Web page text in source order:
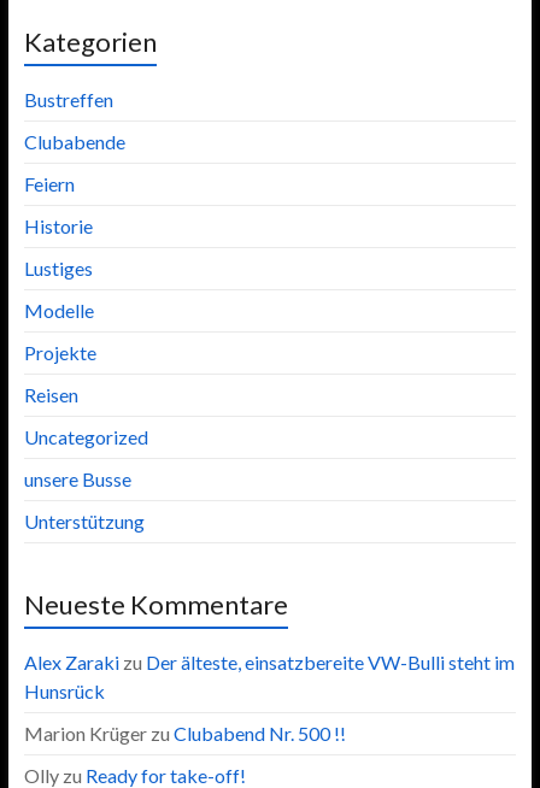
Kategorien
Bustreffen
Clubabende
Feiern
Historie
Lustiges
Modelle
Projekte
Reisen
Uncategorized
unsere Busse
Unterstützung
Neueste Kommentare
Alex Zarakizu Der älteste, einsatzbereite VW-Bulli steht im
Hunsrück
Marion Krügerzu Clubabend Nr. 500 !!
Ollyzu Ready for take-off!